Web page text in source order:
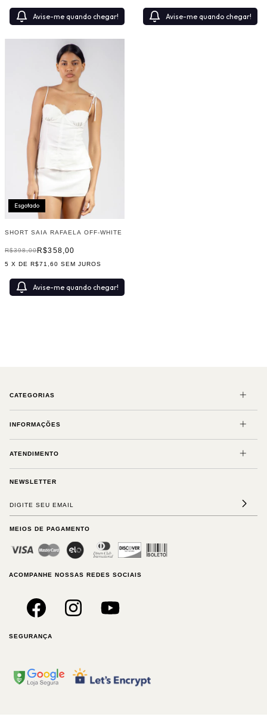
Avise-me quando chegar! Avise-me quando chegar!
Esgotado
SHORT SAIA RAFAELA OFF-WHITE
R$358,00
R$398,00
5 X DER$71,60 SEM JUROS
Avise-me quando chegar!
CATEGORIAS
INFORMAÇÕES
ATENDIMENTO
NEWSLETTER
MEIOS DE PAGAMENTO
ACOMPANHE NOSSAS REDES SOCIAIS
SEGURANÇA